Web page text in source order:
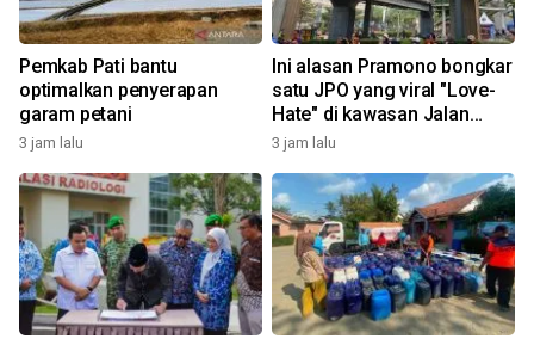
Pemkab Pati bantu
optimalkan penyerapan
garam petani
3 jam lalu
Ini alasan Pramono bongkar
satu JPO yang viral "Love-
Hate" di kawasan Jalan
Rasuna Said
3 jam lalu